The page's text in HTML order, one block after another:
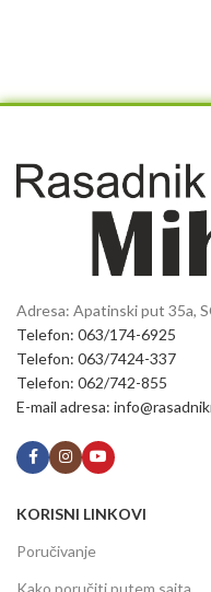
Adresa: Apatinski put 35a,
Telefon: 063/174-6925
Telefon: 063/7424-337
Telefon: 062/742-855
E-mail adresa:
KORISNI LINKOVI
Poručivanje
Kako poručiti putem sajta